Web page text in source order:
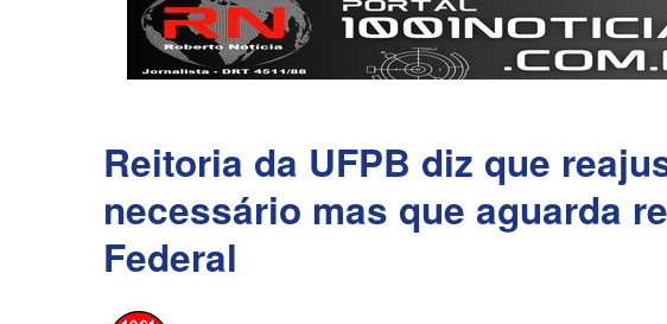
Reitoria da UFPB diz que
necessário mas que aguarda
Federal